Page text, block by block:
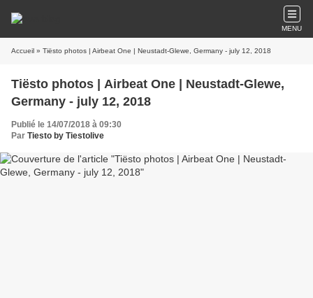
MENU
Accueil » Tiësto photos | Airbeat One | Neustadt-Glewe, Germany - july 12, 2018
Tiësto photos | Airbeat One | Neustadt-Glewe,
Germany - july 12, 2018
Publié le 14/07/2018 à 09:30
Par Tiesto by Tiestolive